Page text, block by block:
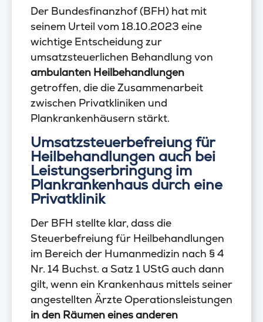
Der Bundesfinanzhof (BFH) hat mit
seinem Urteil vom 18.10.2023 eine
wichtige Entscheidung zur
umsatzsteuerlichen Behandlung von
ambulanten Heilbehandlungen
getroffen, die die Zusammenarbeit
zwischen Privatkliniken und
Plankrankenhäusern stärkt.
Umsatzsteuerbefreiung für
Heilbehandlungen auch bei
Leistungserbringung im
Plankrankenhaus durch eine
Privatklinik
Der BFH stellte klar, dass die
Steuerbefreiung für Heilbehandlungen
im Bereich der Humanmedizin nach § 4
Nr. 14 Buchst. a Satz 1 UStG auch dann
gilt, wenn ein Krankenhaus mittels seiner
angestellten Ärzte Operationsleistungen
in den Räumen eines anderen